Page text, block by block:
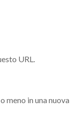
URL.
meno in una nuova